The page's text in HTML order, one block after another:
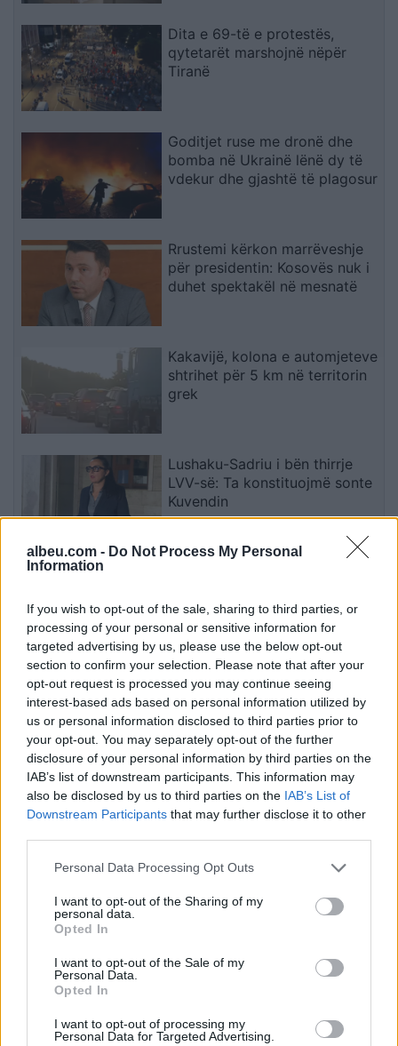
albeu.com - Do Not Process My Personal
Information
If you wish to opt-out of the sale, sharing to third parties, or
processing of your personal or sensitive information for
targeted advertising by us, please use the below opt-out
section to confirm your selection. Please note that after your
opt-out request is processed you may continue seeing
interest-based ads based on personal information utilized by
us or personal information disclosed to third parties prior to
your opt-out. You may separately opt-out of the further
disclosure of your personal information by third parties on the
IAB’s list of downstream participants. This information may
also be disclosed by us to third parties on the IAB’s List of
Downstream Participants that may further disclose it to other
Personal Data Processing Opt Outs
I want to opt-out of the Sharing of my
personal data.
Opted In
I want to opt-out of the Sale of my
Personal Data.
Opted In
I want to opt-out of processing my
Personal Data for Targeted Advertising.
Dita e 69-të e protestës,
qytetarët marshojnë nëpër
Tiranë
Goditjet ruse me dronë dhe
bomba në Ukrainë lënë dy të
vdekur dhe gjashtë të plagosur
Rrustemi kërkon marrëveshje
për presidentin: Kosovës nuk i
duhet spektakël në mesnatë
Kakavijë, kolona e automjeteve
shtrihet për 5 km në territorin
grek
Lushaku-Sadriu i bën thirrje
LVV-së: Ta konstituojmë sonte
Kuvendin
sonte, nënshkrimet janë
siguruar
Esim for Global
Esim for USA|Esim for Italy| Esim for Spain|Esim